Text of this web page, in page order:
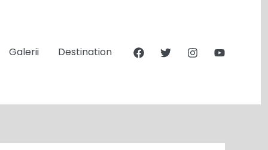
Galerii Destination